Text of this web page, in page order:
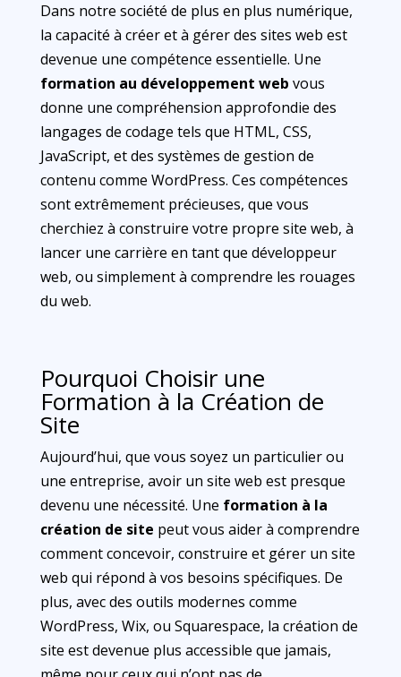
Dans notre société de plus en plus numérique,
la capacité à créer et à gérer des sites web est
devenue une compétence essentielle. Une
formation au développement web vous
donne une compréhension approfondie des
langages de codage tels que HTML, CSS,
JavaScript, et des systèmes de gestion de
contenu comme WordPress. Ces compétences
sont extrêmement précieuses, que vous
cherchiez à construire votre propre site web, à
lancer une carrière en tant que développeur
web, ou simplement à comprendre les rouages
du web.
Pourquoi Choisir une
Formation à la Création de
Site
Aujourd’hui, que vous soyez un particulier ou
une entreprise, avoir un site web est presque
devenu une nécessité. Une formation à la
création de site peut vous aider à comprendre
comment concevoir, construire et gérer un site
web qui répond à vos besoins spécifiques. De
plus, avec des outils modernes comme
WordPress, Wix, ou Squarespace, la création de
site est devenue plus accessible que jamais,